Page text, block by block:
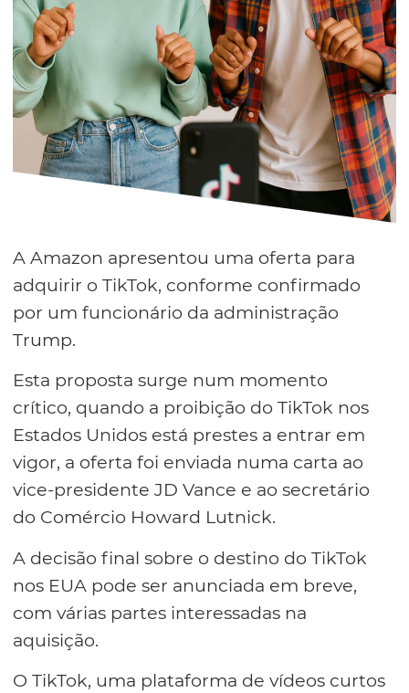
A Amazon apresentou uma oferta para
adquirir o TikTok, conforme confirmado
por um funcionário da administração
Trump.
Esta proposta surge num momento
crítico, quando a proibição do TikTok nos
Estados Unidos está prestes a entrar em
vigor, a oferta foi enviada numa carta ao
vice-presidente JD Vance e ao secretário
do Comércio Howard Lutnick.
A decisão final sobre o destino do TikTok
nos EUA pode ser anunciada em breve,
com várias partes interessadas na
aquisição.
O TikTok, uma plataforma de vídeos curtos